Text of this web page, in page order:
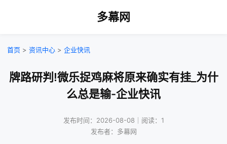
多幕网
首页 > 资讯中心 > 企业快讯
牌路研判!微乐捉鸡麻将原来确实有挂_为什
么总是输-企业快讯
发布时间：2026-08-08｜阅读：1
发布者：多幕网